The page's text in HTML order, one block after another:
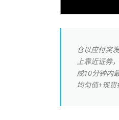
仓以应付突
上靠近证券
成10分钟内
均匀值+现货